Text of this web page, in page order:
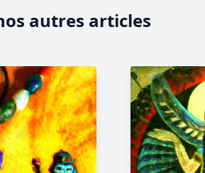
autres articles